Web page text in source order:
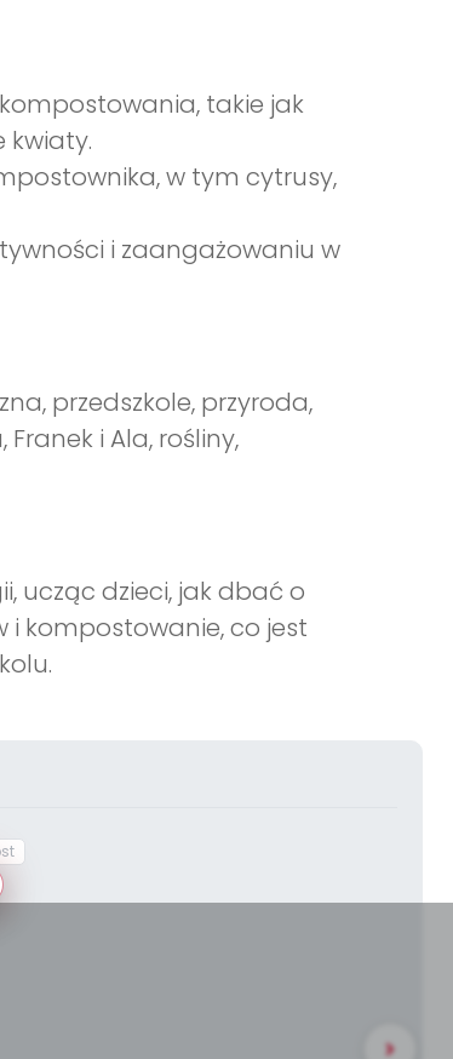
takie jak
kwiaty.
w tym cytrusy,
i zaangażowaniu w
przedszkole, przyroda,
i Ala, rośliny,
ucząc dzieci, jak dbać o
i kompostowanie, co jest